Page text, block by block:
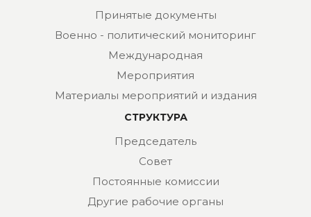
Принятые документы
Военно - политический мониторинг
Международная
Мероприятия
Материалы мероприятий и издания
СТРУКТУРА
Председатель
Совет
Постоянные комиссии
Другие рабочие органы